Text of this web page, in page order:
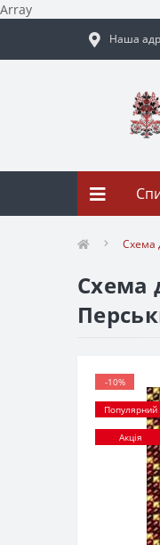
Array
Наша
Схема
Схема
-10%
Популярний
Акція